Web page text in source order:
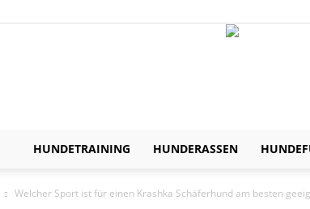
HUNDETRAINING HUNDERASSEN
Welcher Sport ist für einen Krashka Schäferhund am besten